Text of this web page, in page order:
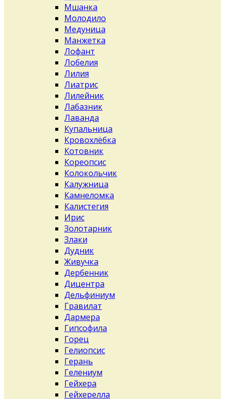
Мшанка
Молодило
Медуница
Манжетка
Лофант
Лобелия
Лилия
Лиатрис
Лилейник
Лабазник
Лаванда
Купальница
Кровохлёбка
Котовник
Кореопсис
Колокольчик
Калужница
Камнеломка
Калистегия
Ирис
Золотарник
Злаки
Дудник
Живучка
Дербенник
Дицентра
Дельфиниум
Гравилат
Дармера
Гипсофила
Горец
Гелиопсис
Герань
Гелениум
Гейхера
Гейхерелла